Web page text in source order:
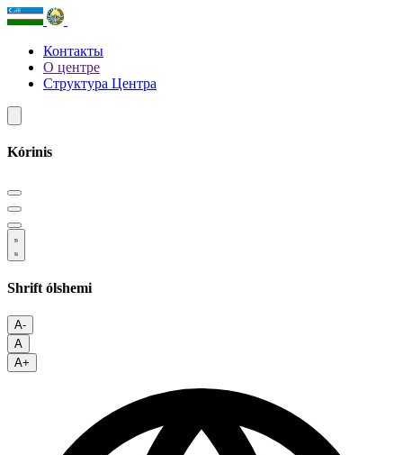
Контакты
О центре
Структура Центра
Kórinis
Shrift ólshemi
A-
A
A+